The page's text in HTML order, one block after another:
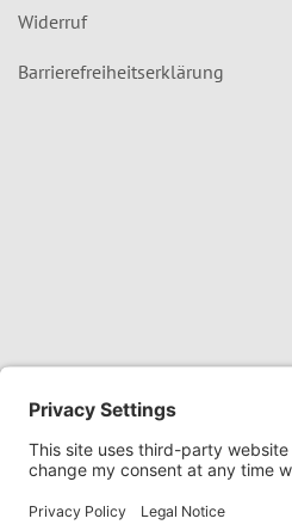
Widerruf
Barrierefreiheitserklärung